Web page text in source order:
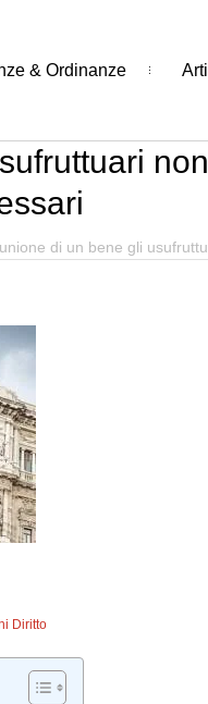
& Ordinanze
di un bene gli
Diritto